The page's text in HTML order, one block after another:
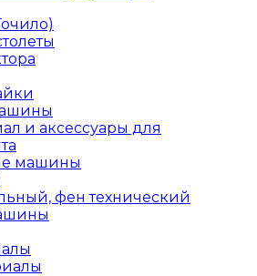
и аксессуары для
машины
фен технический